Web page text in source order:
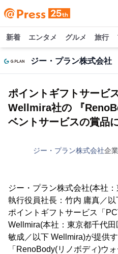
新着 エンタメ グルメ 旅行
ジー・プラン株式会社
ポイントギフトサービ
Wellmira社の 『
ベントサービスの賞品
ジー・プラン株式会社企
ジー・プラン株式会社(本社
執行役員社長：竹内 庸真／
ポイントギフトサービス「
Wellmira(本社：東京都千代
敏成／以下 Wellmira)が提供
「RenoBody(リノボディ)ウ